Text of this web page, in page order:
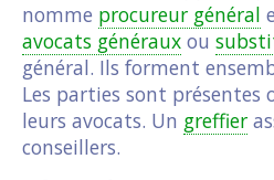
nomme procureur général
avocats généraux ou
général. Ils forment
Les parties sont présentes
leurs avocats. Un greffier
conseillers.